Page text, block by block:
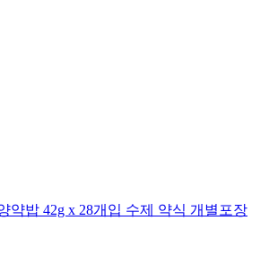
약밥 42g x 28개입 수제 약식 개별포장